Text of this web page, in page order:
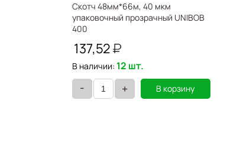
Скотч 48мм*66м, 40 мкм
упаковочный прозрачный UNIBOB
400
137,52
В наличии: 12 шт.
- + В корзину